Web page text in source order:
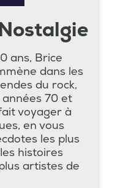
ans, Brice
dans les
du rock,
70 et
voyager à
en vous
les plus
histoires
artistes de